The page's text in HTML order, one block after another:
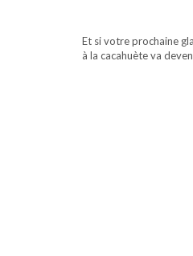
Et si votre prochaine
à la cacahuète va